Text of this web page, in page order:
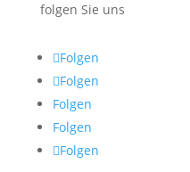
folgen Sie uns
Folgen
Folgen
Folgen
Folgen
Folgen